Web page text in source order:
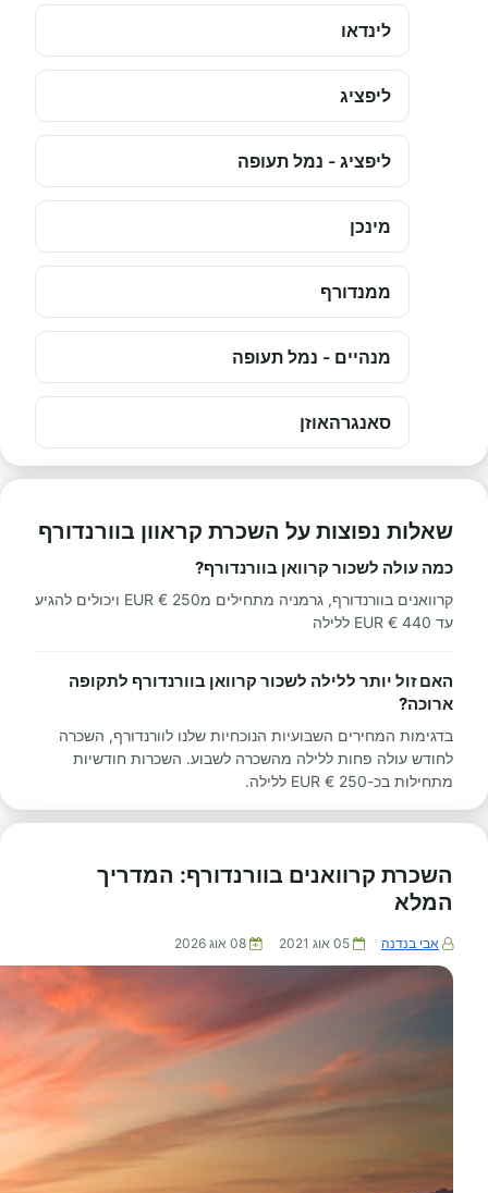
לינדאו
ליפציג
ליפציג - נמל תעופה
מינכן
ממנדורף
מנהיים - נמל תעופה
סאנגרהאוזן
שאלות נפוצות על השכרת קראוון בוורנדורף
כמה עולה לשכור קרוואן בוורנדורף?
קרוואנים בוורנדורף, גרמניה מתחילים מ250 € EUR ויכולים להגיע
עד 440 € EUR ללילה
האם זול יותר ללילה לשכור קרוואן בוורנדורף לתקופה
ארוכה?
בדגימות המחירים השבועיות הנוכחיות שלנו לוורנדורף, השכרה
לחודש עולה פחות ללילה מהשכרה לשבוע. השכרות חודשיות
מתחילות בכ-250 € EUR ללילה.
השכרת קרוואנים בוורנדורף: המדריך
המלא
אבי בנדנה 05 אוג 2021 08 אוג 2026